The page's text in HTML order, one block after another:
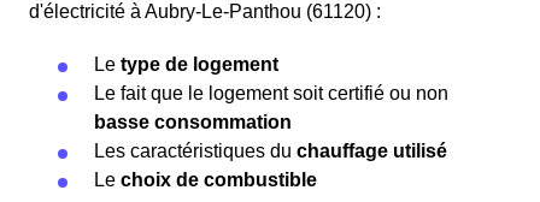
d'électricité à Aubry-Le-Panthou (61120) :
Le type de logement
Le fait que le logement soit certifié ou non
basse consommation
Les caractéristiques du chauffage utilisé
Le choix de combustible